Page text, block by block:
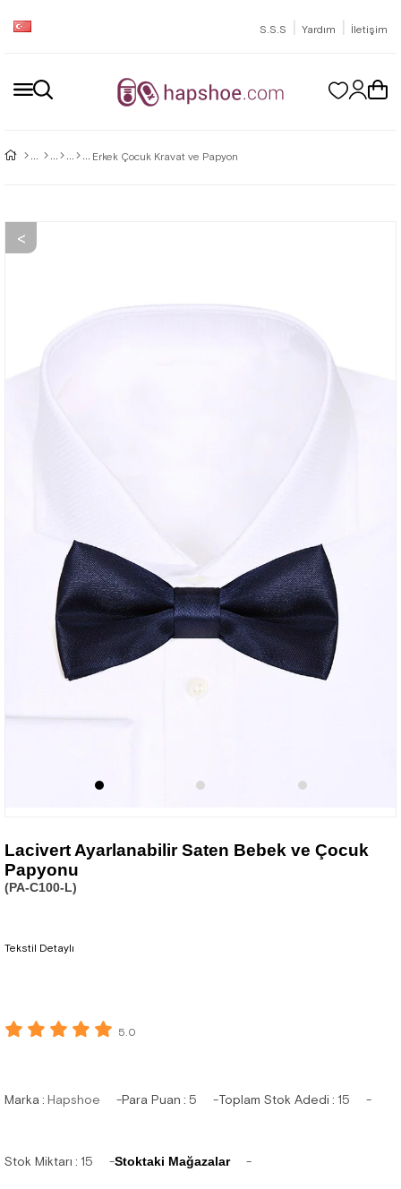
S.S.S | Yardım | İletişim
Erkek Çocuk Kravat ve Papyon
Lacivert Ayarlanabilir Saten Bebek ve Çocuk
Papyonu
(PA-C100-L)
Tekstil Detaylı
5.0
Marka: Hapshoe Para Puan : 5 Toplam Stok Adedi : 15
Stok Miktarı : 15 Stoktaki Mağazalar